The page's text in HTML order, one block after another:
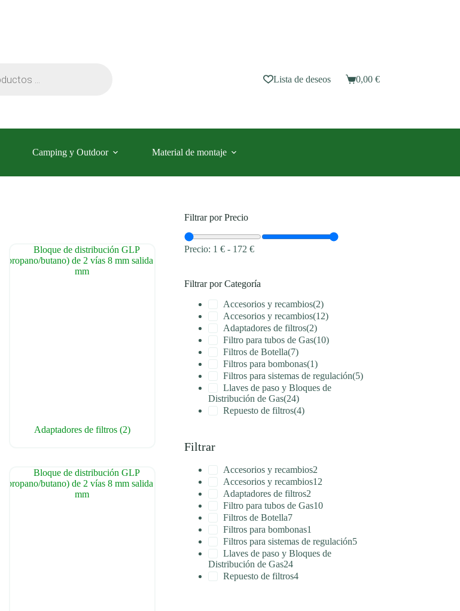
Lista de deseos
Carro
0,00 €
Camping y Outdoor Material de montaje
Adaptadores de filtros (2)
Filtrar por Precio
Precio: 1 € - 172 €
Filtrar por Categoría
Accesorios y recambios(2)
Accesorios y recambios(12)
Adaptadores de filtros(2)
Filtro para tubos de Gas(10)
Filtros de Botella(7)
Filtros para bombonas(1)
Filtros para sistemas de regulación(5)
Llaves de paso y Bloques de
Distribución de Gas(24)
Repuesto de filtros(4)
Filtrar
Accesorios y recambios2
Accesorios y recambios12
Adaptadores de filtros2
Filtro para tubos de Gas10
Filtros de Botella7
Filtros para bombonas1
Filtros para sistemas de regulación5
Llaves de paso y Bloques de
Distribución de Gas24
Repuesto de filtros4